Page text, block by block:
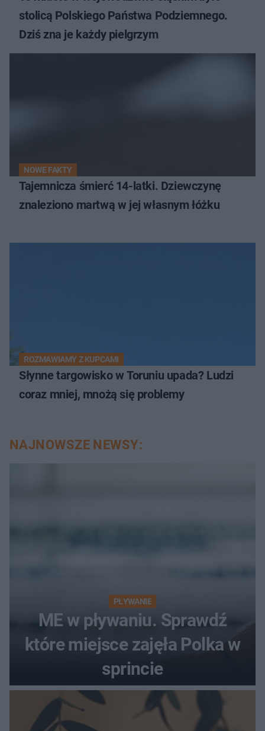
stolicą Polskiego Państwa Podziemnego.
Dziś zna je każdy pielgrzym
NOWE FAKTY
Tajemnicza śmierć 14-latki. Dziewczynę
znaleziono martwą w jej własnym łóżku
ROZMAWIAMY Z KUPCAMI
Słynne targowisko w Toruniu upada? Ludzi
coraz mniej, mnożą się problemy
NAJNOWSZE NEWSY:
PŁYWANIE
ME w pływaniu. Sprawdź
które miejsce zajęła Polka w
sprincie